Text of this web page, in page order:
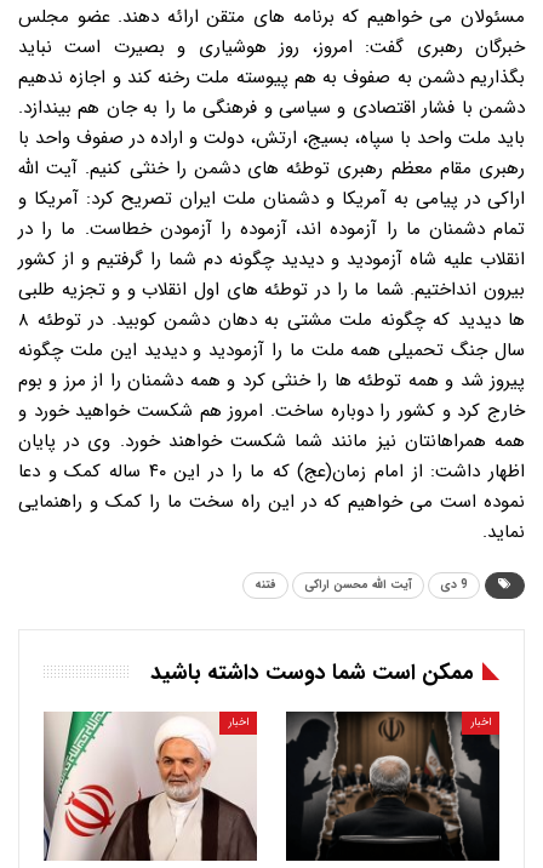
مسئولان می خواهیم که برنامه های متقن ارائه دهند. عضو مجلس
خبرگان رهبری گفت: امروز، روز هوشیاری و بصیرت است نباید
بگذاریم دشمن به صفوف به هم پیوسته ملت رخنه کند و اجازه ندهیم
دشمن با فشار اقتصادی و سیاسی و فرهنگی ما را به جان هم بیندازد.
باید ملت واحد با سپاه، بسیج، ارتش، دولت و اراده در صفوف واحد با
رهبری مقام معظم رهبری توطئه های دشمن را خنثی کنیم. آیت الله
اراکی در پیامی به آمریکا و دشمنان ملت ایران تصریح کرد: آمریکا و
تمام دشمنان ما را آزموده اند، آزموده را آزمودن خطاست. ما را در
انقلاب علیه شاه آزمودید و دیدید چگونه دم شما را گرفتیم و از کشور
بیرون انداختیم. شما ما را در توطئه های اول انقلاب و و تجزیه طلبی
ها دیدید که چگونه ملت مشتی به دهان دشمن کوبید. در توطئه ۸
سال جنگ تحمیلی همه ملت ما را آزمودید و دیدید این ملت چگونه
پیروز شد و همه توطئه ها را خنثی کرد و همه دشمنان را از مرز و بوم
خارج کرد و کشور را دوباره ساخت. امروز هم شکست خواهید خورد و
همه همراهانتان نیز مانند شما شکست خواهند خورد. وی در پایان
اظهار داشت: از امام زمان(عج) که ما را در این ۴۰ ساله کمک و دعا
نموده است می خواهیم که در این راه سخت ما را کمک و راهنمایی
نماید.
9 دی آیت الله محسن اراکی فتنه
ممکن است شما دوست داشته باشید
اخبار اخبار